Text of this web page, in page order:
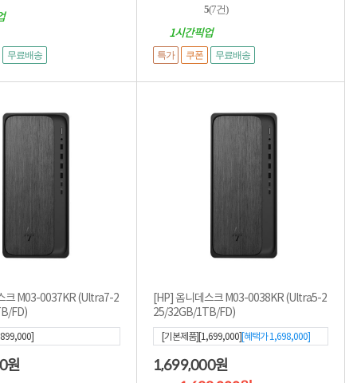
무료배송
5(7건)
1시간픽업
쿠폰 무료배송
특가
크 M03-0037KR (Ultra7-2
FD)
원
[HP] 옴니데스크 M03-0038KR (Ultra5-2
25/32GB/1TB/FD)
[기본제품][1,699,000] [혜택가1,698,000]
1,699,000원